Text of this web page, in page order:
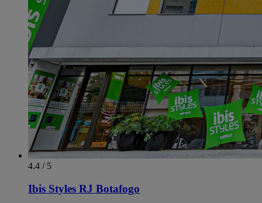
4.4 / 5
Ibis Styles RJ Botafogo